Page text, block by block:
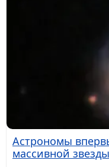
Астрономы
массивной